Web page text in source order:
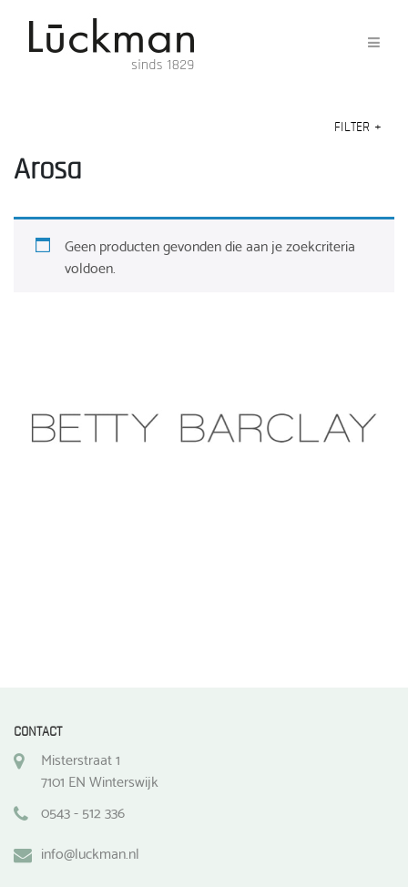
FILTER +
Arosa
Geen producten gevonden die aan je zoekcriteria
voldoen.
CONTACT
Misterstraat 1
7101 EN Winterswijk
0543 - 512 336
info@luckman.nl